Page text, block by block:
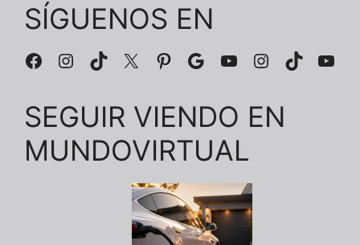
SÍGUENOS EN
Facebook
Instagram
TikTok
X Pinterest
GoogleYouTube
Instagram
TikTok
SEGUIR VIENDO EN
MUNDOVIRTUAL